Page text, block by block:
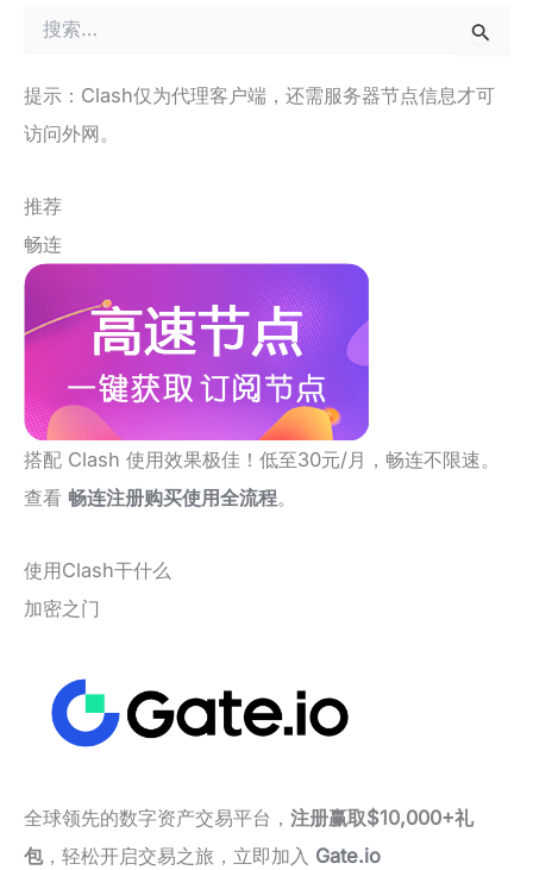
提示：Clash仅为代理客户端，还需服务器节点信息才可
访问外网。
推荐
畅连
搭配 Clash 使用效果极佳！低至30元/月，畅连不限速。
查看 畅连注册购买使用全流程。
使用Clash干什么
加密之门
全球领先的数字资产交易平台， 注册赢取$10,000+礼
包，轻松开启交易之旅，立即加入 Gate.io